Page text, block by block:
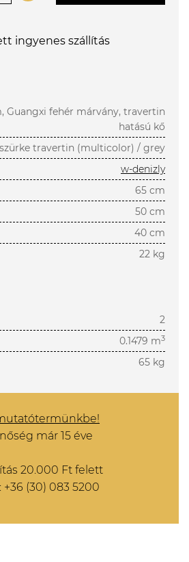
ingyenes szállítás
Guangxi fehér márvány, travertin
hatású kő
szürke travertin (multicolor) / grey
w-denizly
65 cm
50 cm
40 cm
22 kg
2
0.1479 m3
65 kg
már 15 éve
20.000 Ft felett
(30) 083 5200